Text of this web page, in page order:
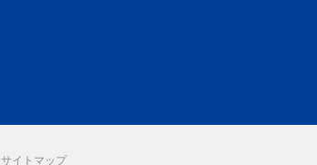
サイトマップ